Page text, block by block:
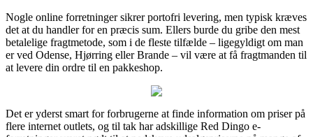
Nogle online forretninger sikrer portofri levering, men typisk kræves
det at du handler for en præcis sum. Ellers burde du gribe den mest
betalelige fragtmetode, som i de fleste tilfælde – ligegyldigt om man
er ved Odense, Hjørring eller Brande – vil være at få fragtmanden til
at levere din ordre til en pakkeshop.
Det er yderst smart for forbrugerne at finde information om priser på
flere internet outlets, og til tak har adskillige Red Dingo e-